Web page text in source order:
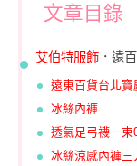
文章目錄
艾伯特服飾 ．遠
遠東百貨台北
冰絲內褲
透氣足弓襪一束
冰絲涼感內褲三